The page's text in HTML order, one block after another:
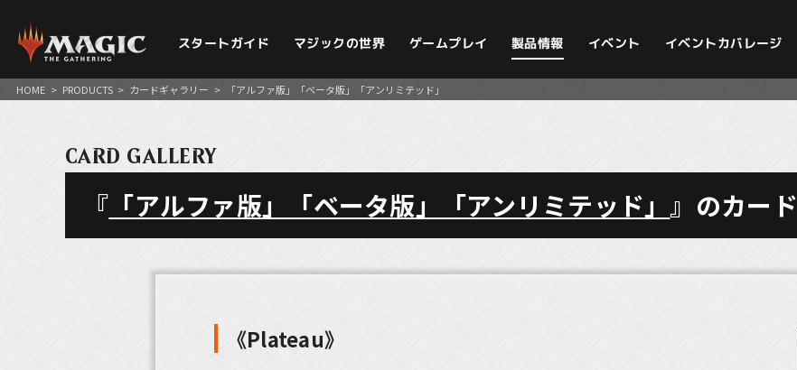
スタートガイド マジックの世界 ゲームプレイ 製品情報 イベント イベントカバレージ
HOME > PRODUCTS > カードギャラリー > 「アルファ版」「ベータ版」「アンリミテッド」
CARD GALLERY
『 「アルファ版」「ベータ版」「アンリミテッド」』のカード
《Plateau》